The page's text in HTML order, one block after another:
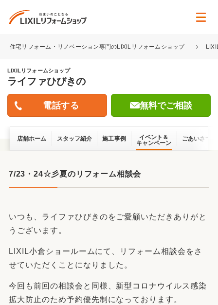
住宅リフォーム・リノベーション専門のLIXILリフォームショップ
LIXILリフォームショップ
ライファひびきの
無料でご相談
店舗ホーム スタッフ紹介 施工事例
イベント＆
キャンペーン
ごあいさつ
7/23・24☆彡夏のリフォーム相談会
いつも、ライファひびきのをご愛顧いただきありがと
うございます。
LIXIL小倉ショールームにて、リフォーム相談会をさ
せていただくことになりました。
今回も前回の相談会と同様、新型コロナウイルス感染
拡大防止のため予約優先制になっております。